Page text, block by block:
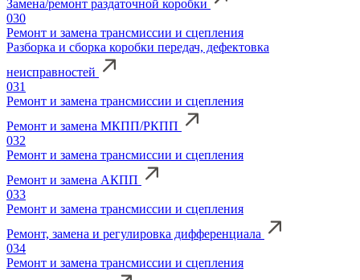
Замена/ремонт раздаточной коробки
030
Ремонт и замена трансмиссии и сцепления
Разборка и сборка коробки передач, дефектовка
неисправностей
031
Ремонт и замена трансмиссии и сцепления
Ремонт и замена МКПП/РКПП
032
Ремонт и замена трансмиссии и сцепления
Ремонт и замена АКПП
033
Ремонт и замена трансмиссии и сцепления
Ремонт, замена и регулировка дифференциала
034
Ремонт и замена трансмиссии и сцепления